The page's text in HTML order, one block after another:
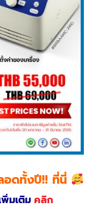
อดทั้งปี!! ที่นี่
พิ่มเติม คลิก